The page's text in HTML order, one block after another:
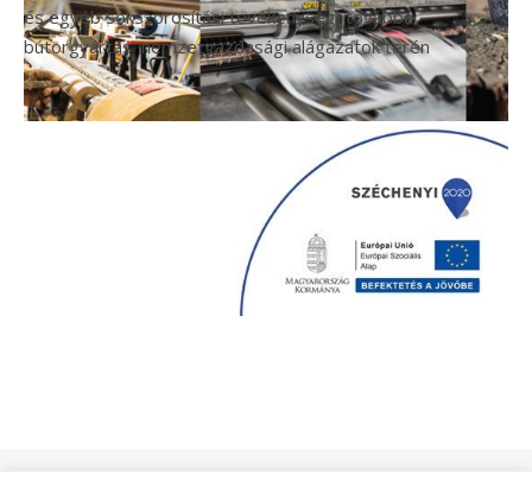
és egyéb sokszorosítási tevékenység, továbbá
bútorgyártás nemzetgazdasági alágazatok terén